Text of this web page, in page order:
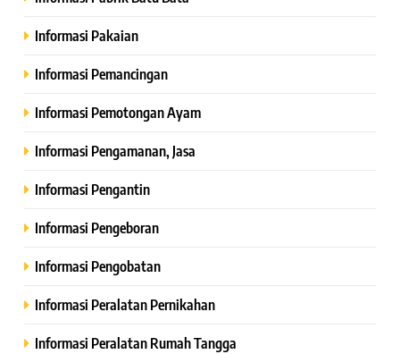
Informasi Pakaian
Informasi Pemancingan
Informasi Pemotongan Ayam
Informasi Pengamanan, Jasa
Informasi Pengantin
Informasi Pengeboran
Informasi Pengobatan
Informasi Peralatan Pernikahan
Informasi Peralatan Rumah Tangga